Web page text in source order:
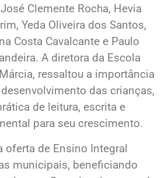
Clemente Rocha, Hevia
Yeda Oliveira dos Santos,
Costa Cavalcante e Paulo
A diretora da Escola
ressaltou a importância
das crianças,
de leitura, escrita e
para seu crescimento.
oferta de Ensino Integral
municipais, beneficiando